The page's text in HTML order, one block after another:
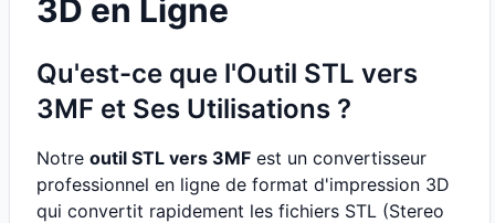
3D en Ligne
Qu'est-ce que l'Outil STL vers
3MF et Ses Utilisations ?
Notre outil STL vers 3MF est un convertisseur
professionnel en ligne de format d'impression 3D
qui convertit rapidement les fichiers STL (Stereo